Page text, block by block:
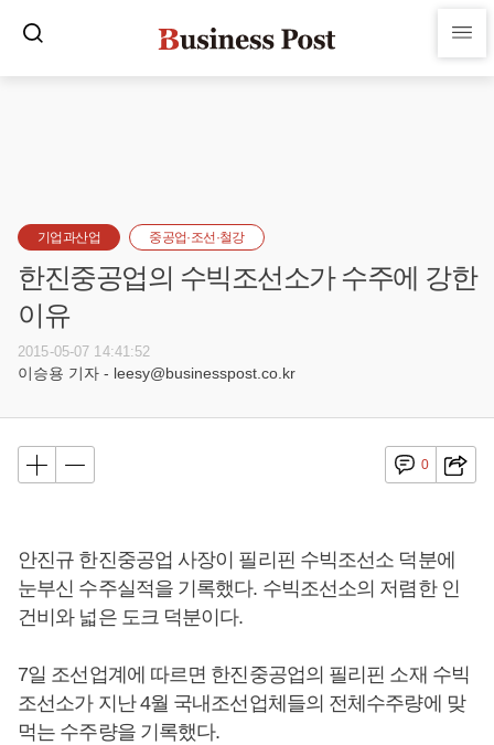
기업과산업 중공업·조선·철강
한진중공업의 수빅조선소가 수주에 강한
이유
2015-05-07 14:41:52
이승용 기자 - leesy@businesspost.co.kr
0
안진규 한진중공업 사장이 필리핀 수빅조선소 덕분에
눈부신 수주실적을 기록했다. 수빅조선소의 저렴한 인
건비와 넓은 도크 덕분이다.
7일 조선업계에 따르면 한진중공업의 필리핀 소재 수빅
조선소가 지난 4월 국내조선업체들의 전체수주량에 맞
먹는 수주량을 기록했다.